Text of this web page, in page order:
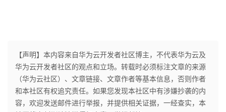
【声明】本内容来自华为云开发者社区博主，不代表华为云及
华为云开发者社区的观点和立场。转载时必须标注文章的来源
（华为云社区）、文章链接、文章作者等基本信息，否则作者
和本社区有权追究责任。如果您发现本社区中有涉嫌抄袭的内
容，欢迎发送邮件进行举报，并提供相关证据，一经查实，本